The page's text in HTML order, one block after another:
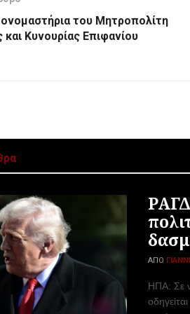
του Μητροπολίτη
και Κυνουρίας Επιφανίου
ΑΠΌ
ΗΠΑ: Σε